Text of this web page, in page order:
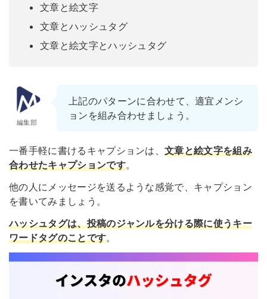
文章と絵文字
文章とハッシュタグ
文章と絵文字とハッシュタグ
編集部
上記のパターンに合わせて、適宜メンシ
ョンを組み合わせましょう。
一番手軽に書けるキャプションは、文章と絵文字を組み
合わせたキャプションです。
他の人にメッセージを送るような感覚で、キャプション
を書いてみましょう。
ハッシュタグは、投稿のジャンルを分ける際に使うキー
ワードタグのことです。